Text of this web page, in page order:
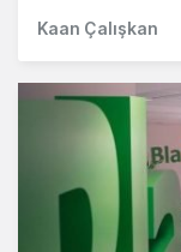
Kaan Çalışkan